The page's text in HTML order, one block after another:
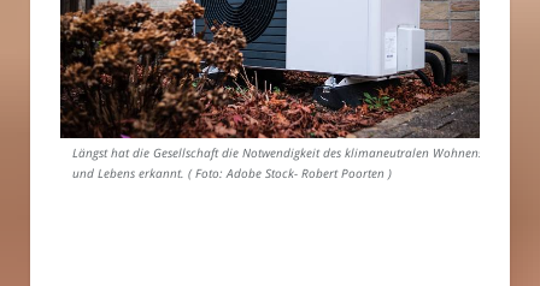
Längst hat die Gesellschaft die Notwendigkeit des klimaneutralen Wohnens
und Lebens erkannt. ( Foto: Adobe Stock- Robert Poorten )